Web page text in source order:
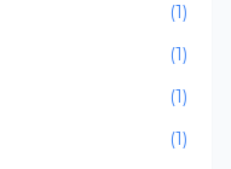
(1)
(1)
(1)
(1)